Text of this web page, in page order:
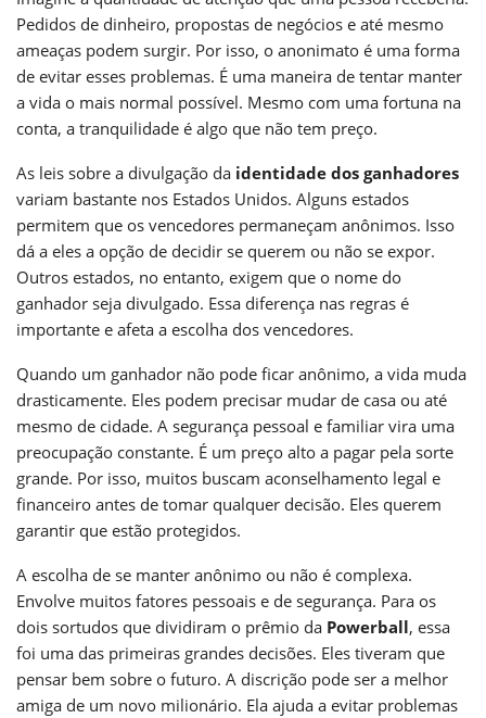
Pedidos de dinheiro, propostas de negócios e até mesmo
ameaças podem surgir. Por isso, o anonimato é uma forma
de evitar esses problemas. É uma maneira de tentar manter
a vida o mais normal possível. Mesmo com uma fortuna na
conta, a tranquilidade é algo que não tem preço.
As leis sobre a divulgação da identidade dos ganhadores
variam bastante nos Estados Unidos. Alguns estados
permitem que os vencedores permaneçam anônimos. Isso
dá a eles a opção de decidir se querem ou não se expor.
Outros estados, no entanto, exigem que o nome do
ganhador seja divulgado. Essa diferença nas regras é
importante e afeta a escolha dos vencedores.
Quando um ganhador não pode ficar anônimo, a vida muda
drasticamente. Eles podem precisar mudar de casa ou até
mesmo de cidade. A segurança pessoal e familiar vira uma
preocupação constante. É um preço alto a pagar pela sorte
grande. Por isso, muitos buscam aconselhamento legal e
financeiro antes de tomar qualquer decisão. Eles querem
garantir que estão protegidos.
A escolha de se manter anônimo ou não é complexa.
Envolve muitos fatores pessoais e de segurança. Para os
dois sortudos que dividiram o prêmio da Powerball, essa
foi uma das primeiras grandes decisões. Eles tiveram que
pensar bem sobre o futuro. A discrição pode ser a melhor
amiga de um novo milionário. Ela ajuda a evitar problemas